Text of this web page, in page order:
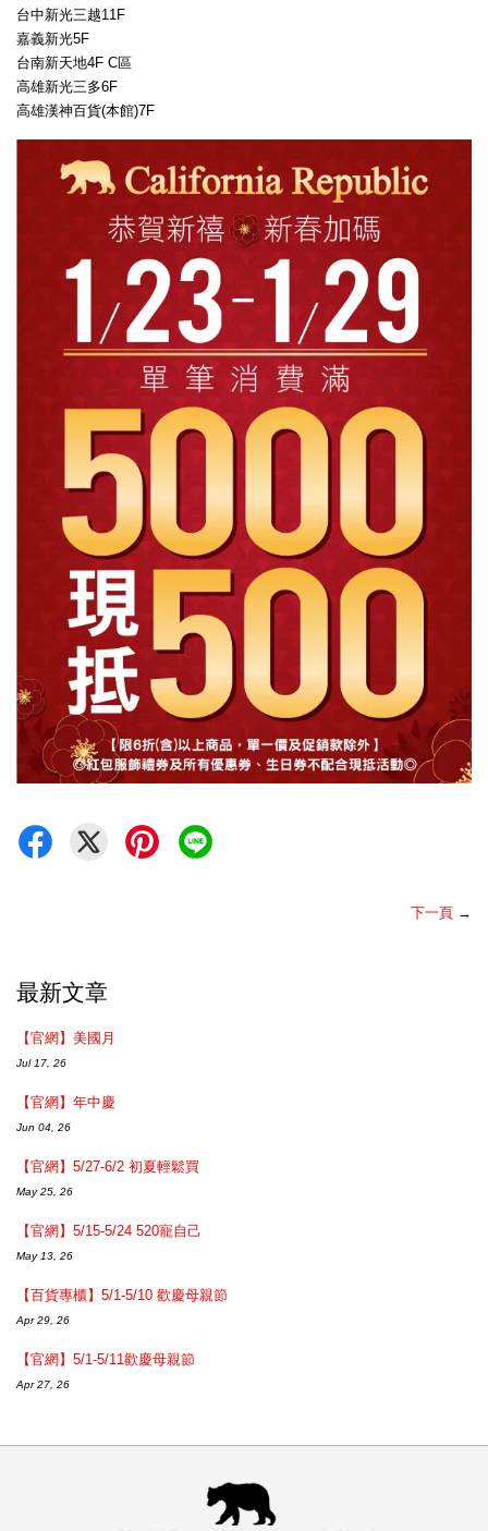
台中新光三越11F
嘉義新光5F
台南新天地4F C區
高雄新光三多6F
高雄漢神百貨(本館)7F
下一頁 →
最新文章
【官網】美國月
Jul 17, 26
【官網】年中慶
Jun 04, 26
【官網】5/27-6/2 初夏輕鬆買
May 25, 26
【官網】5/15-5/24 520寵自己
May 13, 26
【百貨專櫃】5/1-5/10 歡慶母親節
Apr 29, 26
【官網】5/1-5/11歡慶母親節
Apr 27, 26